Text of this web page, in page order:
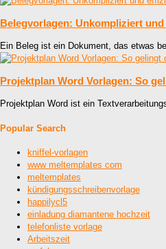
Belegvorlagen: Unkompliziert und
Ein Beleg ist ein Dokument, das etwas
Projektplan Word Vorlagen: So
Projektplan Word ist ein
Popular Search
kniffel-vorlagen
www meltemplates com
meltemplates
kündigungsschreibenvorlage
happilycl5
einladung diamantene hochzeit
telefonliste vorlage
Arbeitszeit